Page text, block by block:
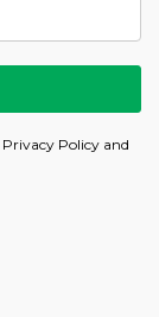
Privacy Policy and